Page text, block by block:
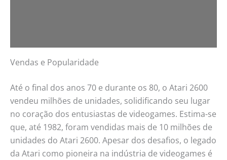
Vendas e Popularidade
Até o final dos anos 70 e durante os 80, o Atari 2600
vendeu milhões de unidades, solidificando seu lugar
no coração dos entusiastas de videogames. Estima-se
que, até 1982, foram vendidas mais de 10 milhões de
unidades do Atari 2600. Apesar dos desafios, o legado
da Atari como pioneira na indústria de videogames é